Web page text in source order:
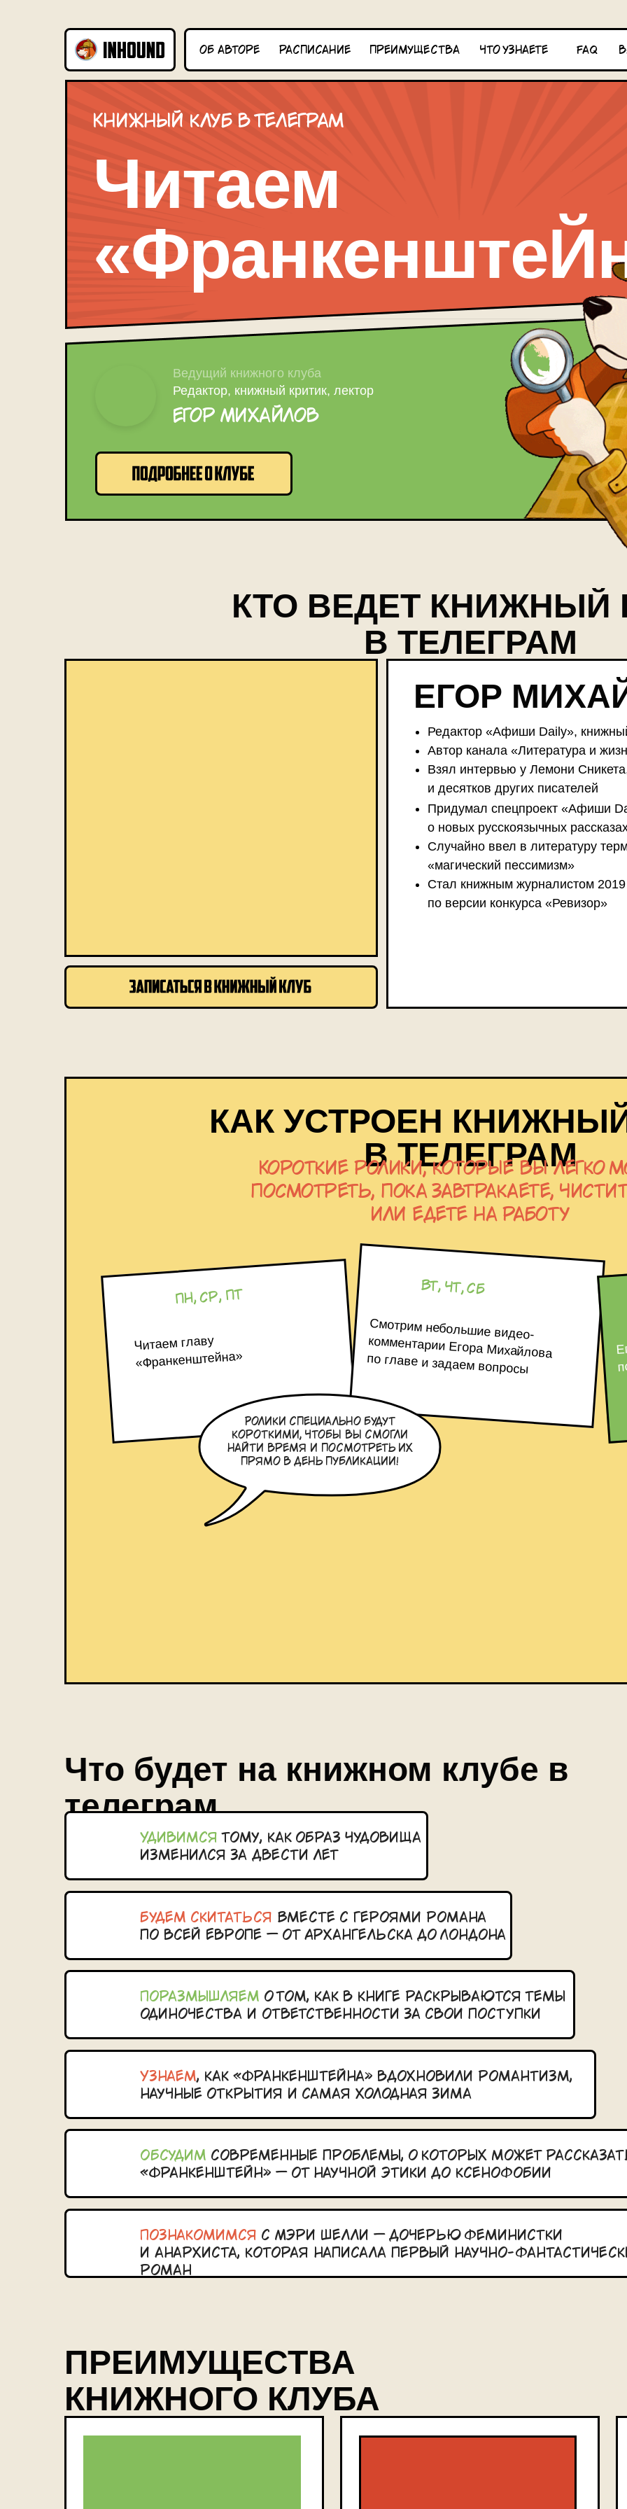
расписание
об авторе что узнаете
преимущества faq
Читаем
Книжный клуб в телеграм
Ведущий книжного клуба
Редактор, книжный критик, лектор
Егор Михайлов
КТО ВЕДЕТ КНИЖНЫЙ
В ТЕЛЕГРАМ
ЕГОР
Придумал спецпроект «Афиши
о новых русскоязычных
Случайно ввел в литературу
«магический пессимизм»
Стал книжным журналистом 2019
по версии конкурса «Ревизор»
Автор канала «Литература и жизнь», публичный лектор с 2017 года
Взял интервью у Лемони Сникета, Андре Асимана, Давида Гроссмана
и десятков других писателей
Придумал спецпроект «Афиши Daily» о новых русскоязычных рассказах
Случайно ввел в литературу термин «магический пессимизм»
Стал книжным журналистом 2019 года по версии конкурса «Ревизор»
Редактор «Афиши Daily»,
Автор канала «Литература и
Взял интервью у Лемони
и десятков других писателей
КАК УСТРОЕН
В ТЕЛЕГРАМ
Короткие ролики, которые вы легко
посмотреть, пока завтракаете,
или едете на работу
Пн, ср, Пт
Читаем главу
«Франкенштейна»
Вт, чт, сб
Смотрим небольшие видео-
комментарии Егора Михайлова
по главе и задаем вопросы
Ролики специально будут
короткими, чтобы вы смогли
найти время и посмотреть их
прямо в день публикации!
Что будет на книжном клубе в
телеграм
Удивимся тому, как образ Чудовища
изменился за двести лет
будем скитаться Вместе с героями романа
по всей Европе — от Архангельска до Лондона
Поразмышляем о том, как в книге раскрываются темы
одиночества и ответственности за свои поступки
Узнаем, как «Франкенштейна» вдохновили романтизм,
научные открытия и самая холодная зима
Обсудим современные проблемы, о которых может
«Франкенштейн» — от научной этики до ксенофобии
Познакомимся с Мэри Шелли — дочерью феминистки
и анархиста, которая написала первый научно-
роман
ПРЕИМУЩЕСТВА
КНИЖНОГО КЛУБА